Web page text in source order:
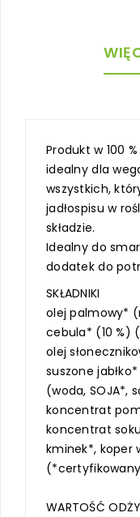
Produkt w 100
idealny dla
wszystkich,
jadłospisu w
składzie.
Idealny do
dodatek do
SKŁADNIKI
olej palmowy*
cebula* (10 %)
olej
suszone
(woda, SOJA*,
koncentrat
koncentrat
kminek*, koper
WARTOŚĆ